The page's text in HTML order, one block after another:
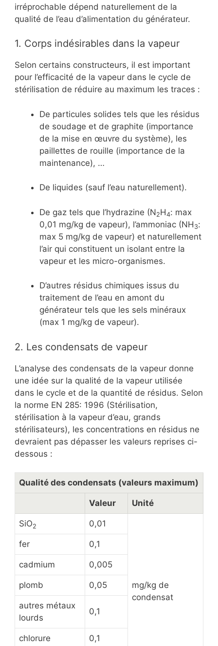
irréprochable dépend naturellement de la
qualité de l’eau d’alimentation du générateur.
1. Corps indésirables dans la vapeur
Selon certains constructeurs, il est important
pour l’efficacité de la vapeur dans le cycle de
stérilisation de réduire au maximum les traces :
De particules solides tels que les résidus
de soudage et de graphite (importance
de la mise en œuvre du système), les
paillettes de rouille (importance de la
maintenance), …
De liquides (sauf l’eau naturellement).
De gaz tels que l’hydrazine (N2H4: max
0,01 mg/kg de vapeur), l’ammoniac (NH 3:
max 5 mg/kg de vapeur) et naturellement
l’air qui constituent un isolant entre la
vapeur et les micro-organismes.
D’autres résidus chimiques issus du
traitement de l’eau en amont du
générateur tels que les sels minéraux
(max 1 mg/kg de vapeur).
2. Les condensats de vapeur
L’analyse des condensats de la vapeur donne
une idée sur la qualité de la vapeur utilisée
dans le cycle et de la quantité de résidus. Selon
la norme EN 285: 1996 (Stérilisation,
stérilisation à la vapeur d’eau, grands
stérilisateurs), les concentrations en résidus ne
devraient pas dépasser les valeurs reprises ci-
dessous :
Qualité des condensats (valeurs maximum)
Valeur Unité
SiO2 0,01
mg/kg de
condensat
fer 0,1
cadmium 0,005
plomb 0,05
autres métaux
lourds
0,1
chlorure 0,1